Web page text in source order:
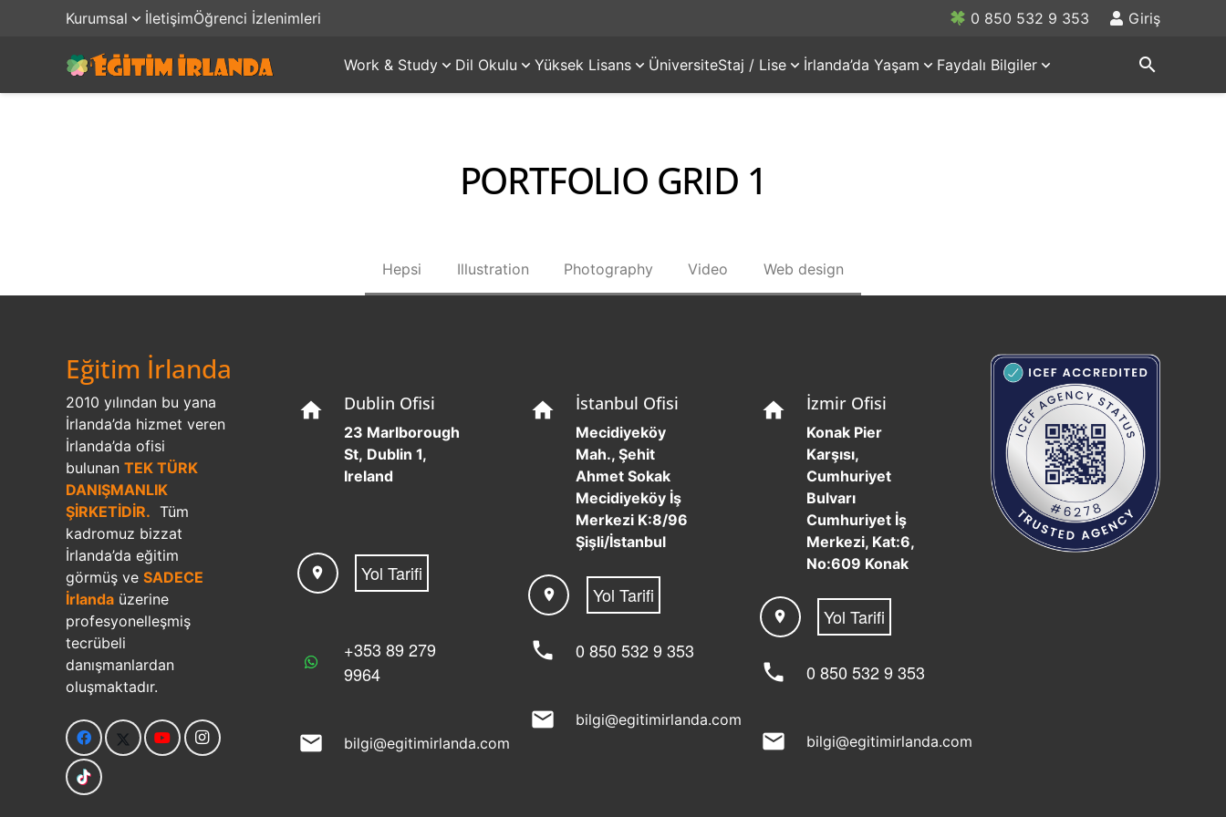
Kurumsal İletişimÖğrenci İzlenimleri 0 850 532 9 353 Giriş
Work & Study Dil Okulu Yüksek Lisans ÜniversiteStaj / Lise İrlanda’da Yaşam Faydalı Bilgiler search
PORTFOLIO GRID 1
Hepsi Illustration Photography Video Web design
Eğitim İrlanda
2010 yılından bu yana
İrlanda’da hizmet veren
İrlanda’da ofisi
bulunan TEK TÜRK
DANIŞMANLIK
ŞİRKETİDİR. Tüm
kadromuz bizzat
İrlanda’da eğitim
görmüş ve SADECE
İrlanda üzerine
profesyonelleşmiş
tecrübeli
danışmanlardan
oluşmaktadır.
home Dublin Ofisi
23 Marlborough
St, Dublin 1,
Ireland
location_on Yol Tarifi
+353 89 279
9964
mail bilgi@egitimirlanda.com
home İstanbul Ofisi
Mecidiyeköy
Mah., Şehit
Ahmet Sokak
Mecidiyeköy İş
Merkezi K:8/96
Şişli/İstanbul
location_on Yol Tarifi
phone 0 850 532 9 353
mail bilgi@egitimirlanda.com
home İzmir Ofisi
Konak Pier
Karşısı,
Cumhuriyet
Bulvarı
Cumhuriyet İş
Merkezi, Kat:6,
No:609 Konak
location_on Yol Tarifi
phone 0 850 532 9 353
mail bilgi@egitimirlanda.com